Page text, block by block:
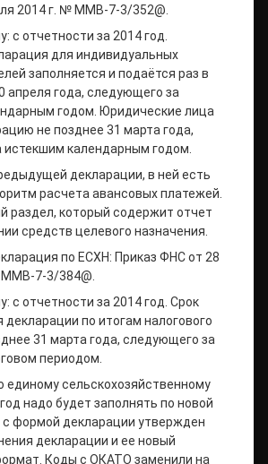
2014 г. № ММВ-7-3/352@.
с отчетности за 2014 год.
для индивидуальных
заполняется и подаётся раз в
апреля года, следующего за
годом. Юридические лица
не позднее 31 марта года,
календарным годом.
декларации, в ней есть
расчета авансовых платежей.
раздел, который содержит отчет
средств целевого назначения.
по ЕСХН: Приказ ФНС от 28
7-3/384@.
с отчетности за 2014 год. Срок
по итогам налогового
31 марта года, следующего за
периодом.
единому сельскохозяйственному
надо будет заполнять по новой
формой декларации утвержден
декларации и ее новый
Коды с ОКАТО заменили на